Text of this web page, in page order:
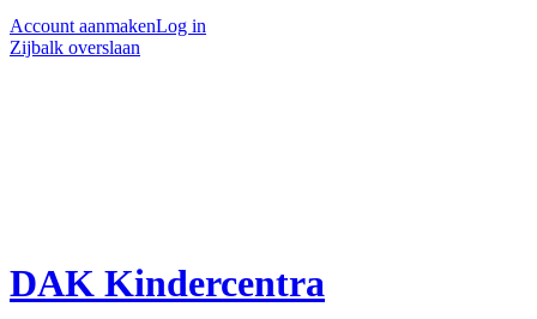
Account aanmakenLog in
Zijbalk overslaan
DAK Kindercentra